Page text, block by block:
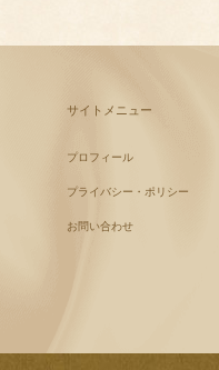
サイトメニュー
プロフィール
プライバシー・ポリシー
お問い合わせ